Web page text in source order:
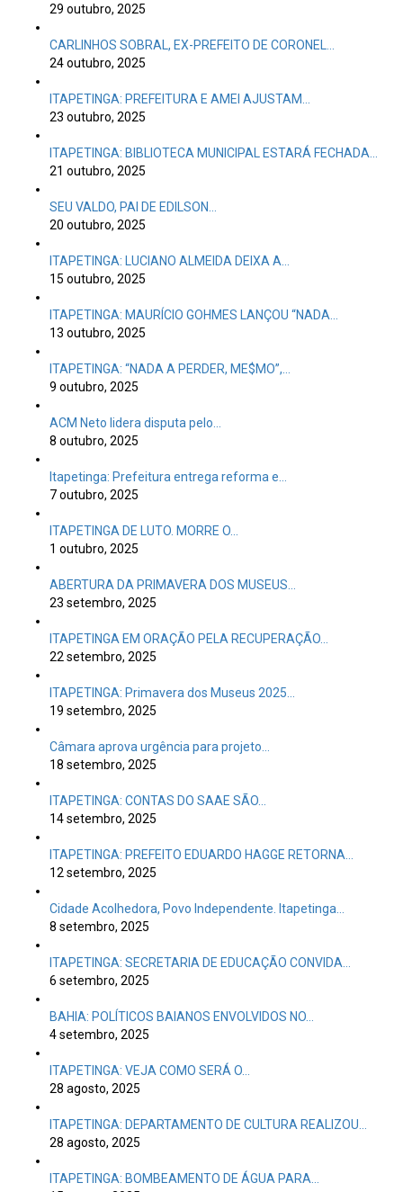
29 outubro, 2025
CARLINHOS SOBRAL, EX-PREFEITO DE CORONEL…
24 outubro, 2025
ITAPETINGA: PREFEITURA E AMEI AJUSTAM…
23 outubro, 2025
ITAPETINGA: BIBLIOTECA MUNICIPAL ESTARÁ FECHADA…
21 outubro, 2025
SEU VALDO, PAI DE EDILSON…
20 outubro, 2025
ITAPETINGA: LUCIANO ALMEIDA DEIXA A…
15 outubro, 2025
ITAPETINGA: MAURÍCIO GOHMES LANÇOU “NADA…
13 outubro, 2025
ITAPETINGA: “NADA A PERDER, ME$MO”,…
9 outubro, 2025
ACM Neto lidera disputa pelo…
8 outubro, 2025
Itapetinga: Prefeitura entrega reforma e…
7 outubro, 2025
ITAPETINGA DE LUTO. MORRE O…
1 outubro, 2025
ABERTURA DA PRIMAVERA DOS MUSEUS…
23 setembro, 2025
ITAPETINGA EM ORAÇÃO PELA RECUPERAÇÃO…
22 setembro, 2025
ITAPETINGA: Primavera dos Museus 2025…
19 setembro, 2025
Câmara aprova urgência para projeto…
18 setembro, 2025
ITAPETINGA: CONTAS DO SAAE SÃO…
14 setembro, 2025
ITAPETINGA: PREFEITO EDUARDO HAGGE RETORNA…
12 setembro, 2025
Cidade Acolhedora, Povo Independente. Itapetinga…
8 setembro, 2025
ITAPETINGA: SECRETARIA DE EDUCAÇÃO CONVIDA…
6 setembro, 2025
BAHIA: POLÍTICOS BAIANOS ENVOLVIDOS NO…
4 setembro, 2025
ITAPETINGA: VEJA COMO SERÁ O…
28 agosto, 2025
ITAPETINGA: DEPARTAMENTO DE CULTURA REALIZOU…
28 agosto, 2025
ITAPETINGA: BOMBEAMENTO DE ÁGUA PARA…